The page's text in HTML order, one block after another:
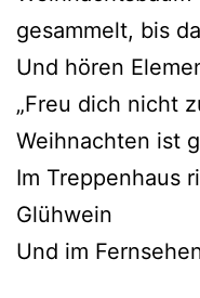
ge­sam­melt, bis
Und hören
„Freu dich nicht
Weihnachten ist
Im Treppenhaus
Glühwein
Und im